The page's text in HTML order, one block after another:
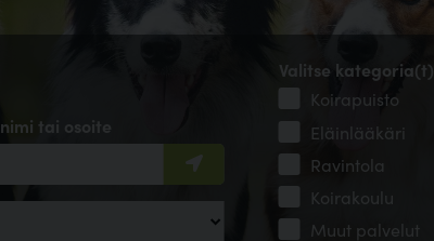
tai osoite
Valitse kategoria(t)
Koirapuisto
Eläinlääkäri
Ravintola
Koirakoulu
Muut palvelut